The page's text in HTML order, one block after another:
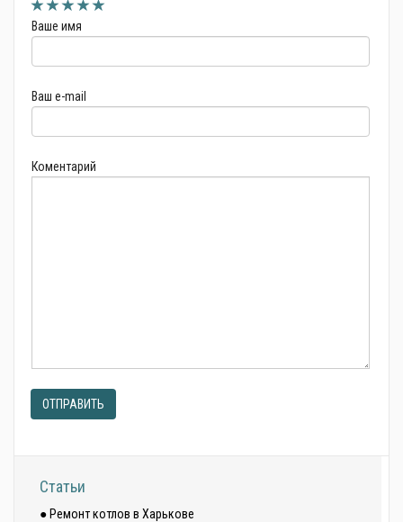
Ваше имя
Ваш e-mail
Коментарий
ОТПРАВИТЬ
Статьи
● Ремонт котлов в Харькове